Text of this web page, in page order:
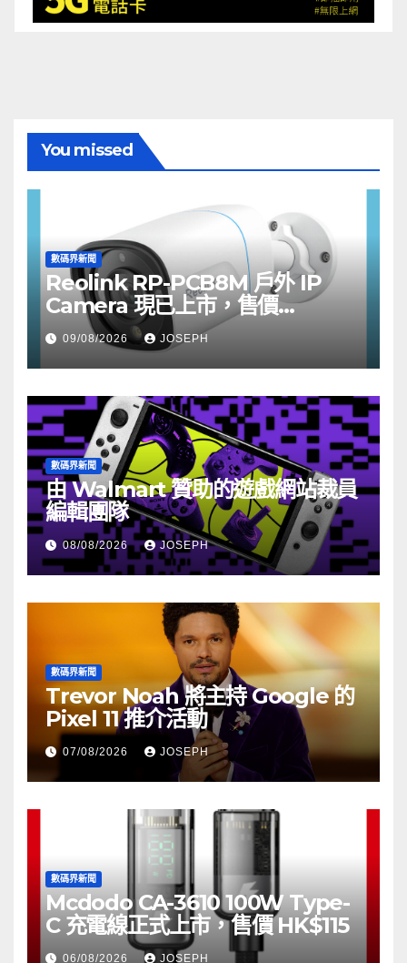
You missed
數碼界新聞
Reolink RP-PCB8M 戶外 IP
Camera 現已上市，售價
HK$722
09/08/2026 JOSEPH
數碼界新聞
由 Walmart 贊助的遊戲網站裁員
編輯團隊
08/08/2026 JOSEPH
數碼界新聞
Trevor Noah 將主持 Google 的
Pixel 11 推介活動
07/08/2026 JOSEPH
數碼界新聞
Mcdodo CA-3610 100W Type-
C 充電線正式上市，售價 HK$115
06/08/2026 JOSEPH